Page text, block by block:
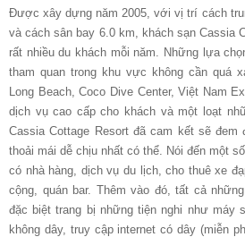
Được xây dựng năm 2005, với vị trí cách
và cách sân bay 6.0 km, khách sạn Cassia
rất nhiều du khách mỗi năm. Những lựa
tham quan trong khu vực không cần quá
Long Beach, Coco Dive Center, Việt Nam
dịch vụ cao cấp cho khách và một loạt
Cassia Cottage Resort đã cam kết sẽ đem
thoải mái dễ chịu nhất có thể. Nói đến một
có nhà hàng, dịch vụ du lịch, cho thuê xe
cộng, quán bar. Thêm vào đó, tất cả
đặc biệt trang bị những tiện nghi như máy
không dây, truy cập internet có dây (miễn